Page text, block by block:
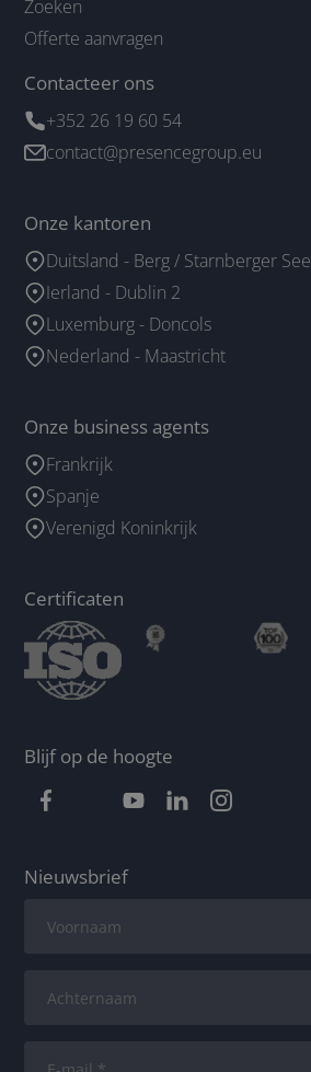
Zoeken
Offerte aanvragen
Contacteer ons
+352 26 19 60 54
contact@presencegroup.eu
Onze kantoren
Duitsland - Berg / Starnberger See
Ierland - Dublin 2
Luxemburg - Doncols
Nederland - Maastricht
Onze business agents
Frankrijk
Spanje
Verenigd Koninkrijk
Certificaten
Blijf op de hoogte
Nieuwsbrief